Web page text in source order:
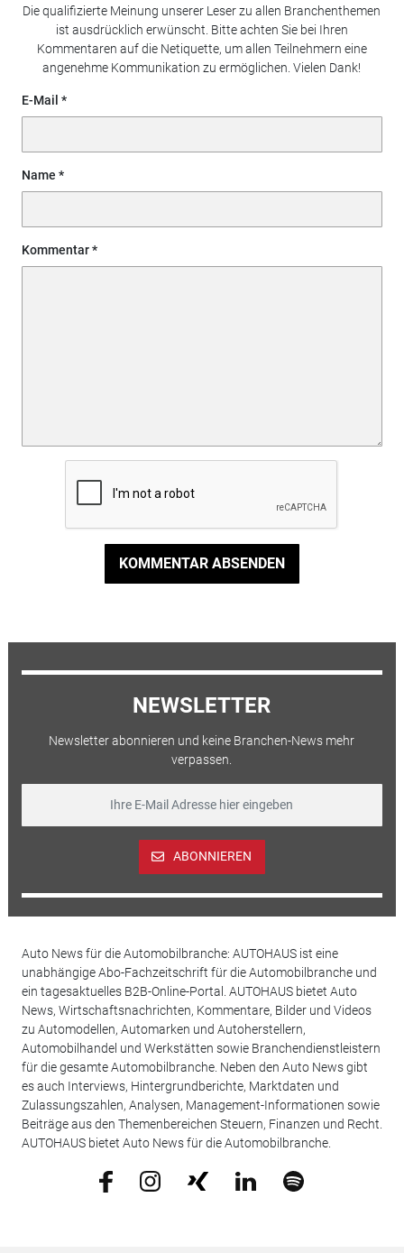
Die qualifizierte Meinung unserer Leser zu allen Branchenthemen
ist ausdrücklich erwünscht. Bitte achten Sie bei Ihren
Kommentaren auf die Netiquette, um allen Teilnehmern eine
angenehme Kommunikation zu ermöglichen. Vielen Dank!
E-Mail
Name
Kommentar
KOMMENTAR ABSENDEN
NEWSLETTER
Newsletter abonnieren und keine Branchen-News mehr
verpassen.
ABONNIEREN
Auto News für die Automobilbranche: AUTOHAUS ist eine
unabhängige Abo-Fachzeitschrift für die Automobilbranche und
ein tagesaktuelles B2B-Online-Portal. AUTOHAUS bietet Auto
News, Wirtschaftsnachrichten, Kommentare, Bilder und Videos
zu Automodellen, Automarken und Autoherstellern,
Automobilhandel und Werkstätten sowie Branchendienstleistern
für die gesamte Automobilbranche. Neben den Auto News gibt
es auch Interviews, Hintergrundberichte, Marktdaten und
Zulassungszahlen, Analysen, Management-Informationen sowie
Beiträge aus den Themenbereichen Steuern, Finanzen und Recht.
AUTOHAUS bietet Auto News für die Automobilbranche.